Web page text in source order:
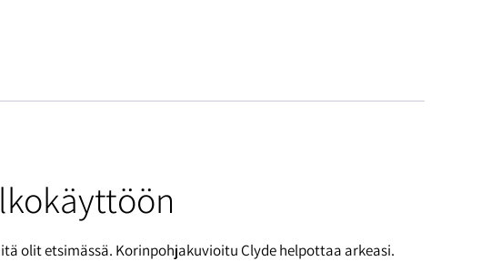
olit etsimässä. Korinpohjakuvioitu Clyde helpottaa arkeasi.